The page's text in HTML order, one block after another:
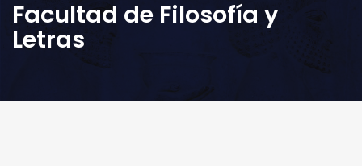
Facultad de Filosofía y
Letras